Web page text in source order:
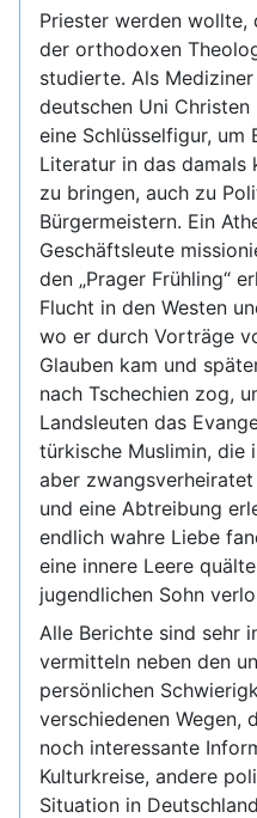
Priester werden wollte,
der orthodoxen
studierte. Als
deutschen Uni
eine Schlüsselfigur, um
Literatur in das damals
zu bringen, auch zu
Bürgermeistern. Ein
Geschäftsleute
den „Prager Frühling“
Flucht in den Westen
wo er durch Vorträge
Glauben kam und
nach Tschechien zog,
Landsleuten das
türkische Muslimin, die
aber
und eine Abtreibung
endlich wahre Liebe
eine innere Leere
jugendlichen Sohn
Alle Berichte sind sehr
vermitteln neben den
persönlichen
verschiedenen Wegen,
noch interessante
Kulturkreise, andere
Situation in